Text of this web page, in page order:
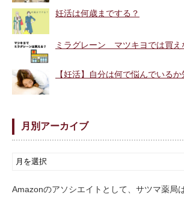
妊活は何歳までする？
ミラグレーン マツキヨでは買え
【妊活】自分は何で悩んでいる
月別アーカイブ
Amazonのアソシエイトとして、サツマ薬局